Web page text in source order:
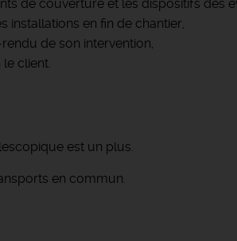
de couverture et les dispositifs des
installations en fin de chantier,
de son intervention,
client.
est un plus.
en commun.